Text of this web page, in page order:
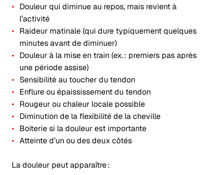
Douleur qui diminue au repos, mais revient à
l’activité
Raideur matinale (qui dure typiquement quelques
minutes avant de diminuer)
Douleur à la mise en train (ex. : premiers pas après
une période assise)
Sensibilité au toucher du tendon
Enflure ou épaississement du tendon
Rougeur ou chaleur locale possible
Diminution de la flexibilité de la cheville
Boiterie si la douleur est importante
Atteinte d’un ou des deux côtés
La douleur peut apparaître :